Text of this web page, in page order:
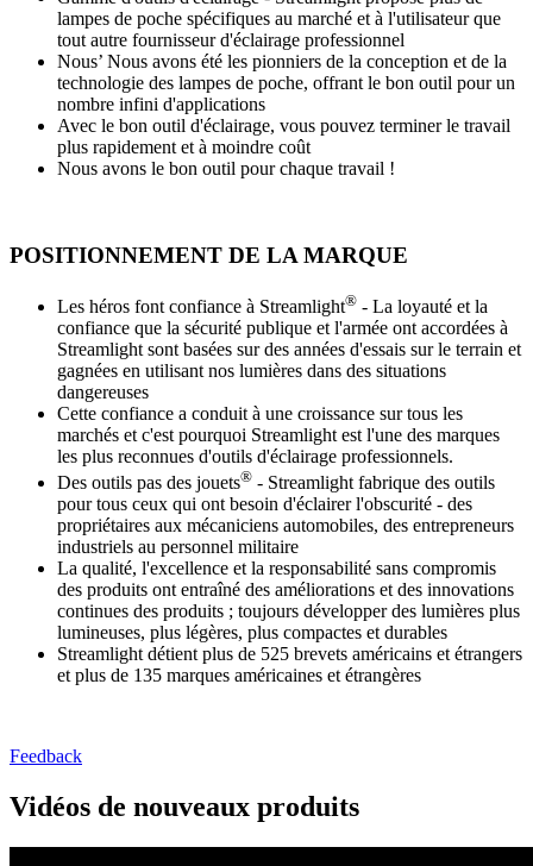
lampes de poche spécifiques au marché et à l'utilisateur que
tout autre fournisseur d'éclairage professionnel
Nous’ Nous avons été les pionniers de la conception et de la
technologie des lampes de poche, offrant le bon outil pour un
nombre infini d'applications
Avec le bon outil d'éclairage, vous pouvez terminer le travail
plus rapidement et à moindre coût
Nous avons le bon outil pour chaque travail !
POSITIONNEMENT DE LA MARQUE
Les héros font confiance à Streamlight® - La loyauté et la
confiance que la sécurité publique et l'armée ont accordées à
Streamlight sont basées sur des années d'essais sur le terrain et
gagnées en utilisant nos lumières dans des situations
dangereuses
Cette confiance a conduit à une croissance sur tous les
marchés et c'est pourquoi Streamlight est l'une des marques
les plus reconnues d'outils d'éclairage professionnels.
Des outils pas des jouets® - Streamlight fabrique des outils
pour tous ceux qui ont besoin d'éclairer l'obscurité - des
propriétaires aux mécaniciens automobiles, des entrepreneurs
industriels au personnel militaire
La qualité, l'excellence et la responsabilité sans compromis
des produits ont entraîné des améliorations et des innovations
continues des produits ; toujours développer des lumières plus
lumineuses, plus légères, plus compactes et durables
Streamlight détient plus de 525 brevets américains et étrangers
et plus de 135 marques américaines et étrangères
Feedback
Vidéos de nouveaux produits